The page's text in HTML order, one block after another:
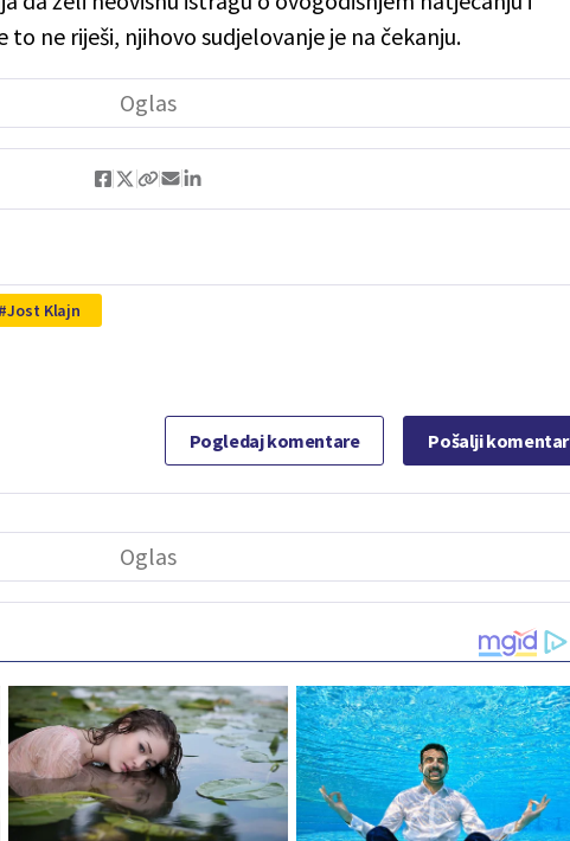
to ne riješi, njihovo sudjelovanje je na čekanju.
Jost Klajn
Pogledaj komentare Pošalji komentar